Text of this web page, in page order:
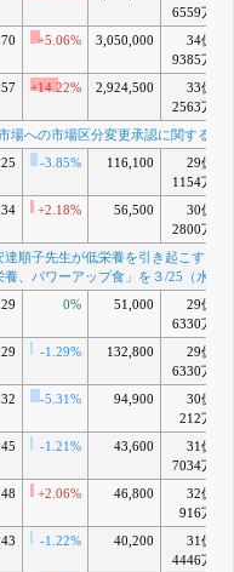
配信
AA
15:30 ミー
ルタイム商
改定のお知
らせ
4月 10, 2026
AB
15:30 クロ
ーバーホス
尊範先生が
タンパク
質・HMBで
筋肉を守る
ントを紹介
Webメディ
アップ！食
４/８（水）
配信
AC
15:30 ひら
リニック 管
理栄養士 入
6559万
+5.06% 3,050,000
34億
9385万
+14.22% 2,924,500
33億
2563万
場への市場区分変更承認に関するお
-3.85% 116,100
29億
1154万
+2.18% 56,500
30億
2800万
順子先生が低栄養を引き起こす「
、パワーアップ食」を３/25（水）
0% 51,000
29億
6330万
-1.29% 132,800
29億
6330万
-5.31% 94,900
30億
212万
-1.21% 43,600
31億
7034万
+2.06% 46,800
32億
916万
-1.22% 40,200
31億
4446万